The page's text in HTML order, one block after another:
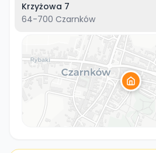
Krzyżowa 7
64-700 Czarnków